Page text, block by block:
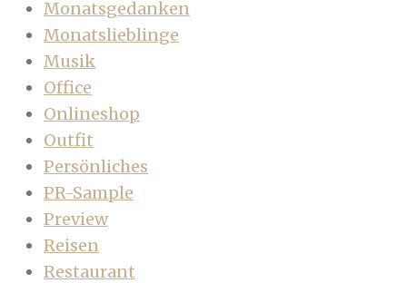
Monatsgedanken
Monatslieblinge
Musik
Office
Onlineshop
Outfit
Persönliches
PR-Sample
Preview
Reisen
Restaurant